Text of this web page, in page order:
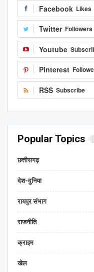
Facebook Likes
Twitter Followers
Youtube
Pinterest
RSS Subscribe
Popular Topics
छत्तीसगढ़
देश-दुनिया
रायपुर संभाग
राजनीति
क्राइम
खेल